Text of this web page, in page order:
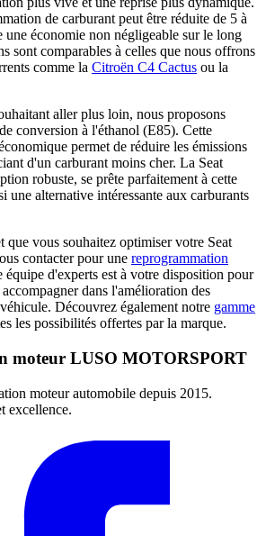
de carburant peut être réduite de 5 à
une économie non négligeable sur le long
sont comparables à celles que nous offrons
comme la Citroën C4 Cactus ou la
aller plus loin, nous proposons
conversion à l'éthanol (E85). Cette
permet de réduire les émissions
d'un carburant moins cher. La Seat
robuste, se prête parfaitement à cette
une alternative intéressante aux carburants
que vous souhaitez optimiser votre Seat
contacter pour une reprogrammation
équipe d'experts est à votre disposition pour
dans l'amélioration des
Découvrez également notre gamme
les possibilités offertes par la marque.
moteur LUSO MOTORSPORT
moteur automobile depuis 2015.
excellence.